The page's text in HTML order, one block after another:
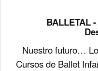
BALLETAL -
Nuestro futuro…
Cursos de Ballet